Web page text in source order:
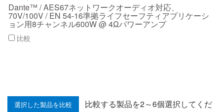
Dante™ / AES67ネットワークオーディオ対応、
70V/100V / EN 54-16準拠ライフセーフティアプリケーシ
ョン用8チャンネル600W @ 4Ωパワーアンプ
比較
比較する製品を2～6個選択してくだ